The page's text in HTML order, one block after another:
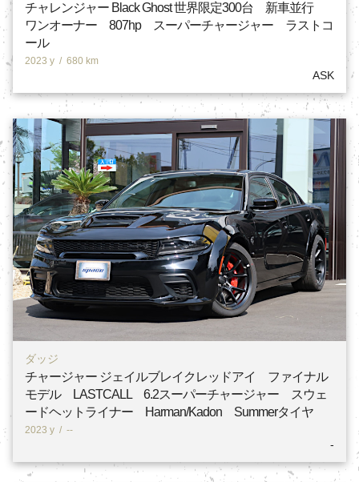
チャレンジャー Black Ghost 世界限定300台 新車並行
ワンオーナー 807hp スーパーチャージャー ラストコ
ール
2023 y / 680 km
ASK
ダッジ
チャージャー ジェイルブレイクレッドアイ ファイナル
モデル LASTCALL 6.2スーパーチャージャー スウェ
ードヘットライナー Harman/Kadon Summerタイヤ
2023 y / --
-